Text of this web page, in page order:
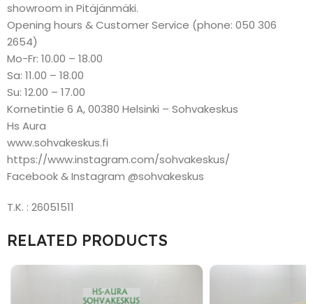
showroom in Pitäjänmäki.
Opening hours & Customer Service (phone: 050 306
2654)
Mo-Fr: 10.00 – 18.00
Sa: 11.00 – 18.00
Su: 12.00 – 17.00
Kornetintie 6 A, 00380 Helsinki – Sohvakeskus
Hs Aura
www.sohvakeskus.fi
https://www.instagram.com/sohvakeskus/
Facebook & Instagram @sohvakeskus
T.K. : 26051511
RELATED PRODUCTS